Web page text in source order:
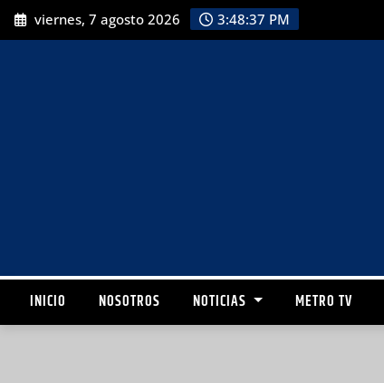
viernes, 7 agosto 2026 3:48:39 PM
INICIO NOSOTROS NOTICIAS METRO TV